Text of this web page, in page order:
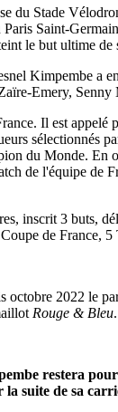
du Stade
Saint-
le but ultime de
Kimpembe a
Emery,
Il est appelé
du Monde.
de l'équipe
inscrit 3 buts,
de France,
octobre 2022 le
Rouge & Bleu.
restera
la suite de sa